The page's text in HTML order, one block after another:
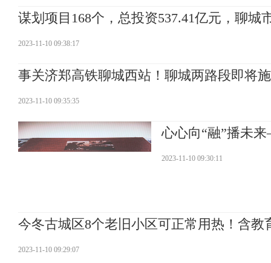
谋划项目168个，总投资537.41亿元，聊城
2023-11-10 09:38:17
事关济郑高铁聊城西站！聊城两路段即将
2023-11-10 09:35:35
心心向“融”播未
2023-11-10 09:30:11
今冬古城区8个老旧小区可正常用热！含
2023-11-10 09:29:07